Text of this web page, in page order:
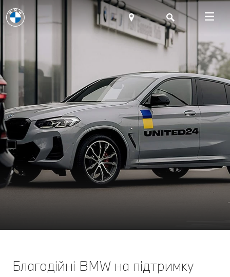
Благодійні BMW на підтримку